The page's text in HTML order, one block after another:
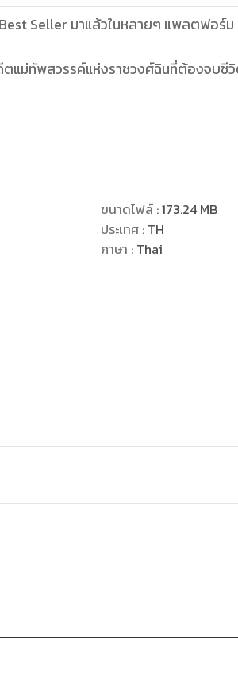
Seller มาแล้วในหลายๆ แพลตฟอร์ม
ตแม่ทัพสวรรค์แห่งราชวงศ์ฉินที่ต้องจบชี
ไปด้วยเรื่องเหลือเชื่อ และภารกิจในชาติภ
ะอยู่เหนือคนทั้งโลก!!!
ดวรรณกรรมที่มีครบทุกรสชาติ ทั้งหน้า
ไม่??
ขนาดไฟล์:173.24 MB
ประเทศ : TH
ภาษา : Thai